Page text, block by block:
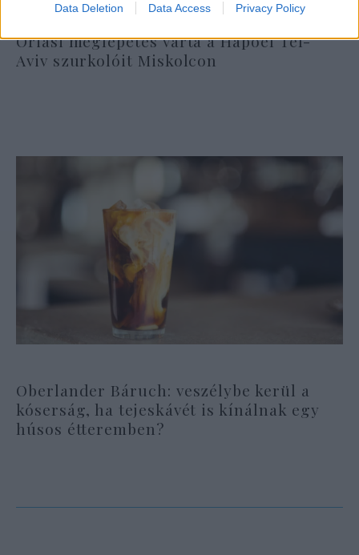
Data Deletion Data Access Privacy Policy
Óriási meglepetés várta a Hapoel Tel-
Aviv szurkolóit Miskolcon
Oberlander Báruch: veszélybe kerül a
kóserság, ha tejeskávét is kínálnak egy
húsos étteremben?